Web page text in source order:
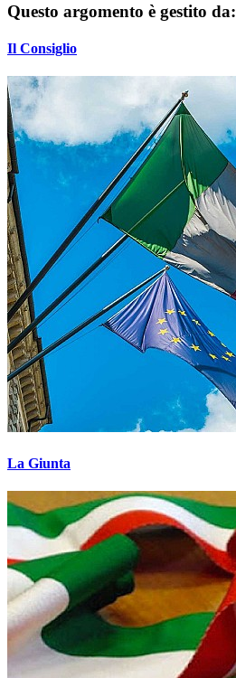
Questo argomento è gestito da:
Il Consiglio
La Giunta